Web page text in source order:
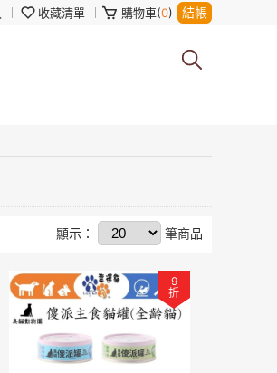
收藏清單 購物車(0) 結帳
顯示： 筆商品
9
折